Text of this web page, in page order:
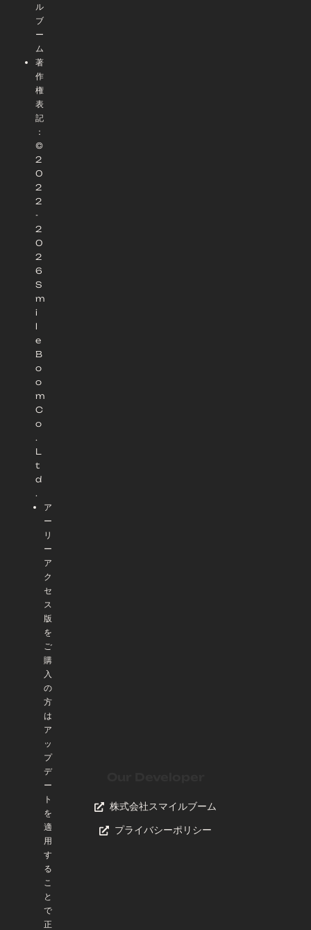
ル
ブ
ー
ム
著
作
権
表
記
：
©
2
0
2
2
-
2
0
2
6
S
m
i
l
e
B
o
o
m
C
o
.
L
t
d
.
ア
ー
リ
ー
ア
ク
セ
ス
版
を
ご
購
入
の
方
は
ア
ッ
プ
デ
ー
ト
を
適
用
す
る
こ
と
で
正
株式会社スマイルブーム
プライバシーポリシー